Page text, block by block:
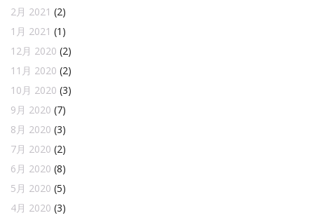
2月 2021 (2)
1月 2021 (1)
12月 2020 (2)
11月 2020 (2)
10月 2020 (3)
9月 2020 (7)
8月 2020 (3)
7月 2020 (2)
6月 2020 (8)
5月 2020 (5)
4月 2020 (3)